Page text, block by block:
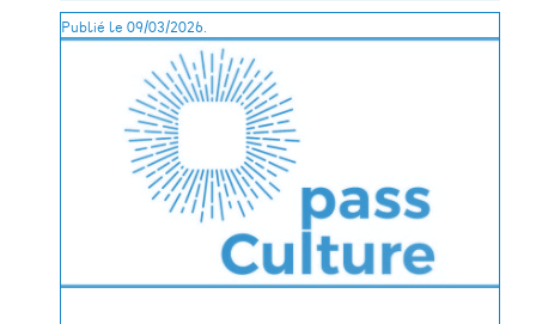
:
coup
de
projecteur
sur
les
projets
patrimoine
de
la
nouvelle
promotion
Publié le 09/03/2026.